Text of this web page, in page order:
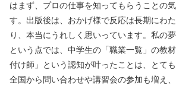
はまず、プロの仕事を知ってもらうことの
す。出版後は、おかげ様で反応は長期にわ
り、本当にうれしく思いっています。私の
という点では、中学生の「職業一覧」の教
付け師」という認知が叶ったことは、とても
全国から問い合わせや講習会の参加も増え